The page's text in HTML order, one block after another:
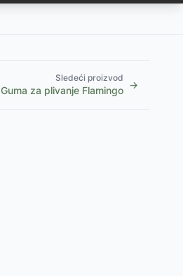
Sledeći proizvod
Guma za plivanje Flamingo →